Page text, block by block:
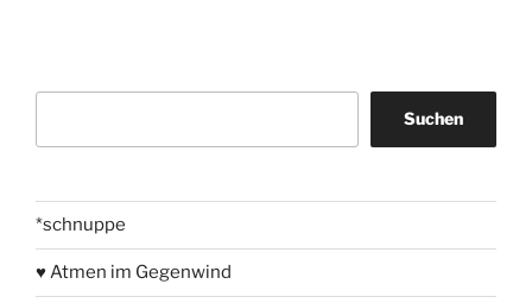
Suchen
*schnuppe
♥ Atmen im Gegenwind